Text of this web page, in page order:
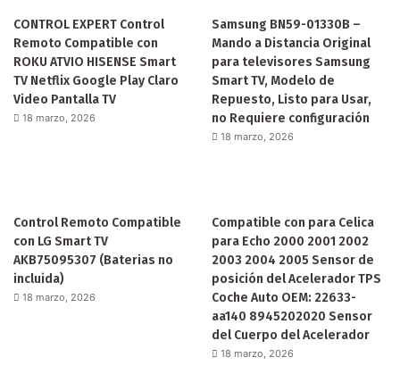
CONTROL EXPERT Control
Remoto Compatible con
ROKU ATVIO HISENSE Smart
TV Netflix Google Play Claro
Video Pantalla TV
18 marzo, 2026
Samsung BN59-01330B –
Mando a Distancia Original
para televisores Samsung
Smart TV, Modelo de
Repuesto, Listo para Usar,
no Requiere configuración
18 marzo, 2026
Control Remoto Compatible
con LG Smart TV
AKB75095307 (Baterias no
incluida)
18 marzo, 2026
Compatible con para Celica
para Echo 2000 2001 2002
2003 2004 2005 Sensor de
posición del Acelerador TPS
Coche Auto OEM: 22633-
aa140 8945202020 Sensor
del Cuerpo del Acelerador
18 marzo, 2026